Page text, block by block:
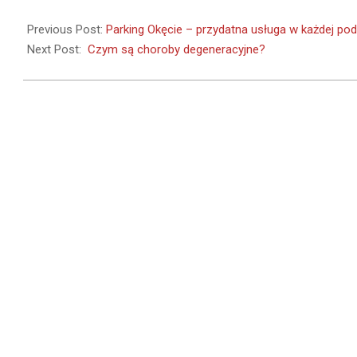
07-
30
Previous Post: Parking Okęcie – przydatna usługa w każdej
Next Post: Czym są choroby degeneracyjne?